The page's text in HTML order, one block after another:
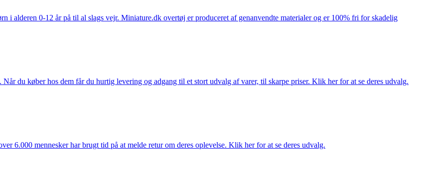
alderen 0-12 år på til al slags vejr. Miniature.dk overtøj er produceret af genanvendte materialer og er 100% fri for skadelig
du køber hos dem får du hurtig levering og adgang til et stort udvalg af varer, til skarpe priser. Klik her for at se deres udvalg.
6.000 mennesker har brugt tid på at melde retur om deres oplevelse. Klik her for at se deres udvalg.